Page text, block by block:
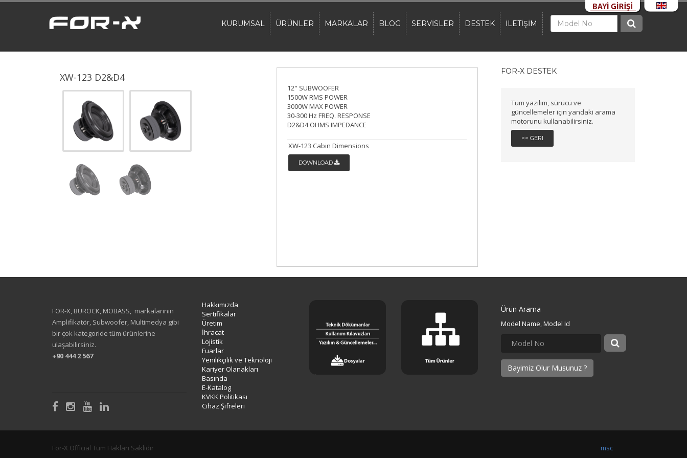
KURUMSAL ÜRÜNLER MARKALAR BLOG SERVİSLER DESTEK İLETİŞİM
XW-123 D2&D4
12" SUBWOOFER
1500W RMS POWER
3000W MAX POWER
30-300 Hz FREQ. RESPONSE
D2&D4 OHMS IMPEDANCE
XW-123 Cabin Dimensions
DOWNLOAD
FOR-X DESTEK
Tüm yazılım, sürücü ve
güncellemeler için yandaki arama
motorunu kullanabilirsiniz.
<< GERI
FOR-X, BUROCK, MOBASS, markalarinin
Amplifikatör, Subwoofer, Multimedya gibi
bir çok kategoride tüm ürünlerine
ulaşabilirsiniz.
+90 444 2 567
Hakkımızda
Sertifikalar
Üretim
İhracat
Lojistik
Fuarlar
Yenilikçilik ve Teknoloji
Kariyer Olanakları
Basında
E-Katalog
KVKK Politikası
Cihaz Şifreleri
Ürün Arama
Model Name, Model Id
Bayimiz Olur Musunuz ?
For-X Official Tüm Hakları Saklıdır msc